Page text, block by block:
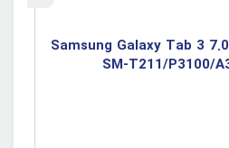
ال سي دي سامسونگ Samsung Galaxy Tab 3 7.0
SM-T211/P3100/